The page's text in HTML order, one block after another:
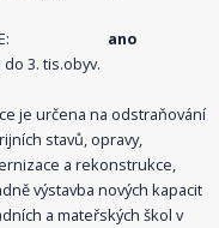
ano
do 3. tis.obyv.
je určena na odstraňování
stavů, opravy,
a rekonstrukce,
výstavba nových kapacit
a mateřských škol v